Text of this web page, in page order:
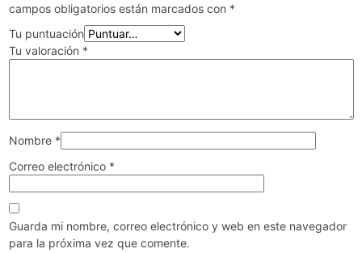
campos obligatorios están marcados con *
Tu puntuación
Tu valoración *
Nombre *
Correo electrónico *
Guarda mi nombre, correo electrónico y web en este navegador
para la próxima vez que comente.